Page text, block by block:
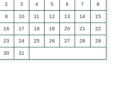
2 3 4 5 6 7 8
9 10 11 12 13 14 15
16 17 18 19 20 21 22
23 24 25 26 27 28 29
30 31